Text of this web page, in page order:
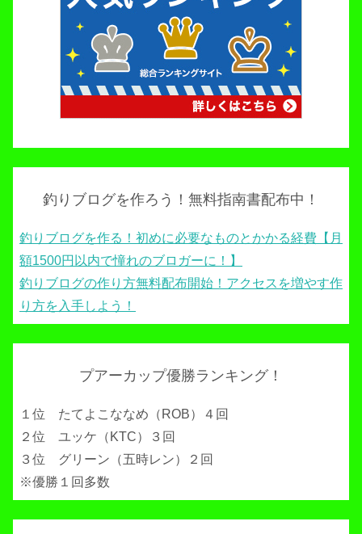
釣りブログを作ろう！無料指南書配布中！
釣りブログを作る！初めに必要なものとかかる経費【月
額1500円以内で憧れのブロガーに！】
釣りブログの作り方無料配布開始！アクセスを増やす作
り方を入手しよう！
プアーカップ優勝ランキング！
１位 たてよこななめ（ROB）４回
２位 ユッケ（KTC）３回
３位 グリーン（五時レン）２回
※優勝１回多数